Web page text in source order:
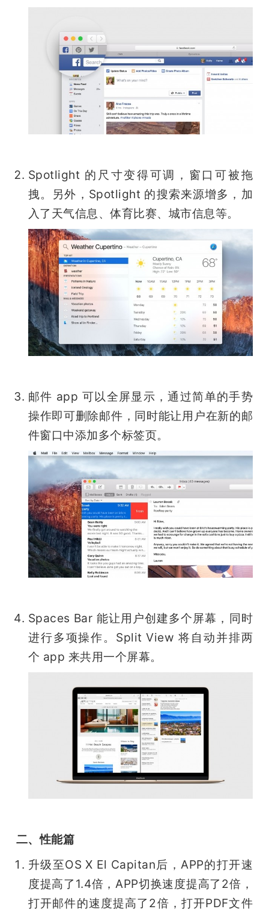
Spotlight 的尺寸变得可调，窗口可被拖
拽。另外，Spotlight 的搜索来源增多，加
入了天气信息、体育比赛、城市信息等。
邮件 app 可以全屏显示，通过简单的手势
操作即可删除邮件，同时能让用户在新的邮
件窗口中添加多个标签页。
Spaces Bar 能让用户创建多个屏幕，同时
进行多项操作。Split View 将自动并排两
个 app 来共用一个屏幕。
二、性能篇
升级至OS X El Capitan后，APP的打开速
度提高了1.4倍，APP切换速度提高了2倍，
打开邮件的速度提高了2倍，打开PDF文件